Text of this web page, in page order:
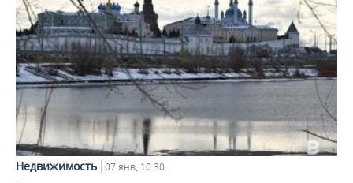
Недвижимость 07 янв, 10:30